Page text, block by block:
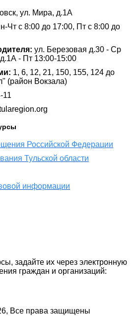
ул. Мира, д.1А
Чт с 8:00 до 17:00, Пт с 8:00 до
ул. Березовая д.30 - Ср
- Пт 13:00-15:00
1, 6, 12, 21, 150, 155, 124 до
(район Вокзала)
11
Российской Федерации
Тульской области
информации
задайте их через электронную
граждан и организаций:
Все права защищены